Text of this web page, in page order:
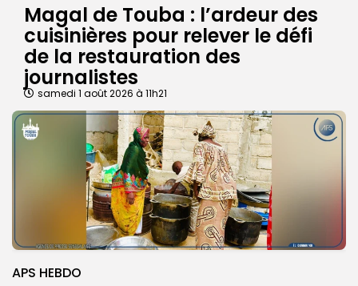
Magal de Touba : l’ardeur des
cuisinières pour relever le défi
de la restauration des
journalistes
samedi 1 août 2026 à 11h21
APS HEBDO